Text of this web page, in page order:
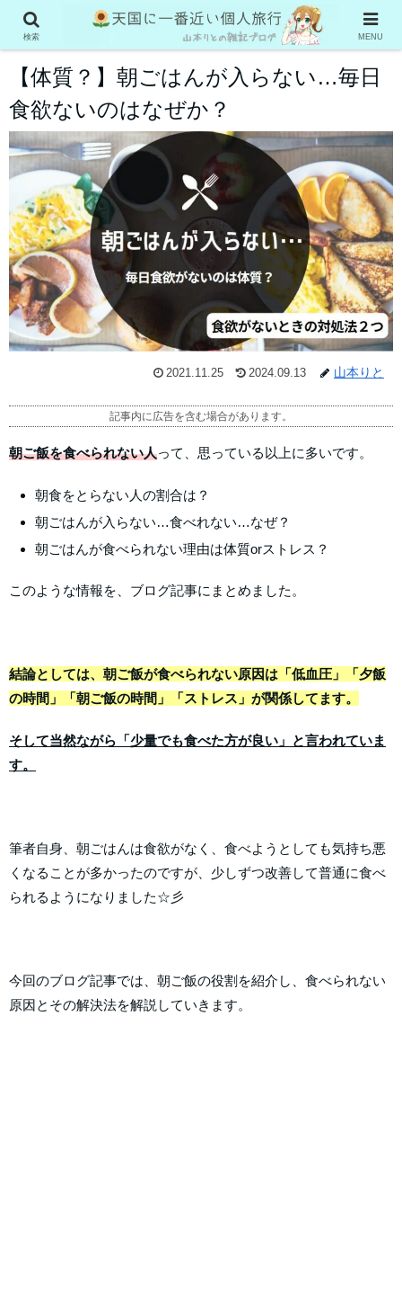
グルメ系
【体質？】朝ごはんが入らない…毎日
食欲ないのはなぜか？
2021.11.25 2024.09.13 山本りと
記事内に広告を含む場合があります。
朝ご飯を食べられない人って、思っている以上に多いです。
朝食をとらない人の割合は？
朝ごはんが入らない…食べれない…なぜ？
朝ごはんが食べられない理由は体質orストレス？
このような情報を、ブログ記事にまとめました。
結論としては、朝ご飯が食べられない原因は「低血圧」「夕飯
の時間」「朝ご飯の時間」「ストレス」が関係してます。
そして当然ながら「少量でも食べた方が良い」と言われていま
す。
筆者自身、朝ごはんは食欲がなく、食べようとしても気持ち悪
くなることが多かったのですが、少しずつ改善して普通に食べ
られるようになりました☆彡
今回のブログ記事では、朝ご飯の役割を紹介し、食べられない
原因とその解決法を解説していきます。
検索 MENU